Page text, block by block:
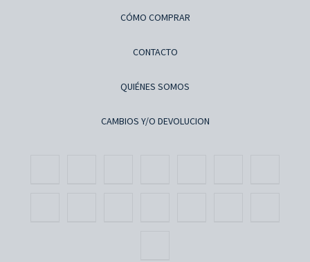
CÓMO COMPRAR
CONTACTO
QUIÉNES SOMOS
CAMBIOS Y/O DEVOLUCION